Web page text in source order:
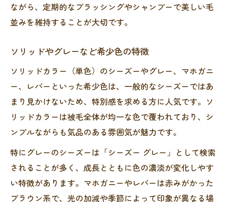
ながら、定期的なブラッシングやシャンプーで美しい毛
並みを維持することが大切です。
ソリッドやグレーなど希少色の特徴
ソリッドカラー（単色）のシーズーやグレー、マホガニ
ー、レバーといった希少色は、一般的なシーズーではあ
まり見かけないため、特別感を求める方に人気です。ソ
リッドカラーは被毛全体が均一な色で覆われており、シ
ンプルながらも気品のある雰囲気が魅力です。
特にグレーのシーズーは「シーズー グレー」として検索
されることが多く、成長とともに色の濃淡が変化しやす
い特徴があります。マホガニーやレバーは赤みがかった
ブラウン系で、光の加減や季節によって印象が異なる場